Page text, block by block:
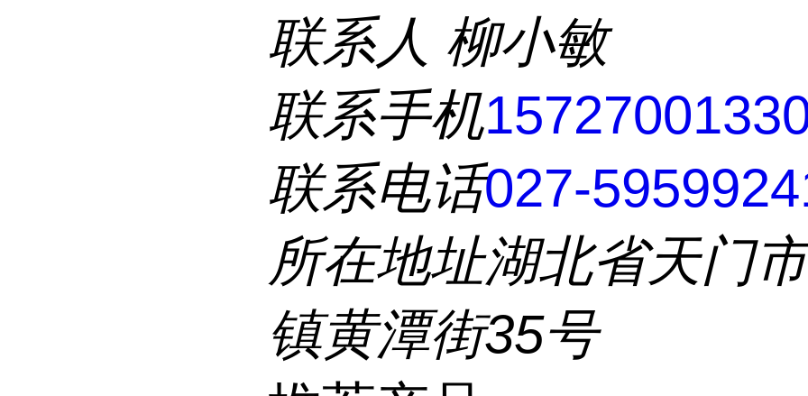
联系人 柳小敏
联系手机
联系电话027-
所在地址湖北省天门
镇黄潭街35号